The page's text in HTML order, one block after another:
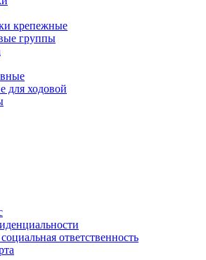
крепежные
группы
для ходовой
ответственность